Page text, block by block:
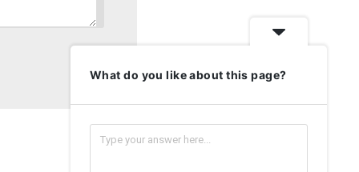
What do you like about this page?